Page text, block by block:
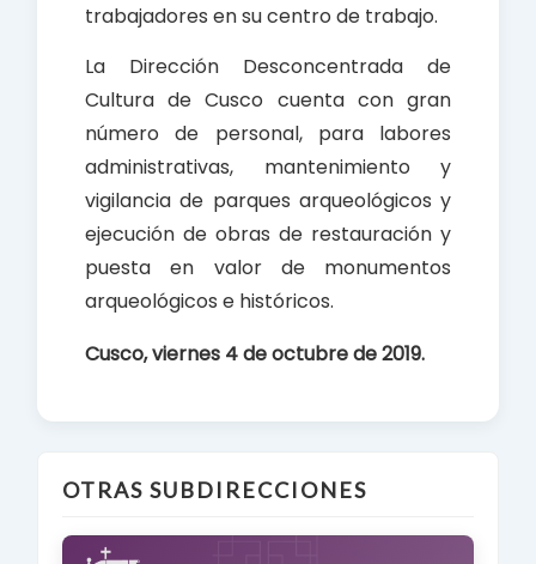
trabajadores en su centro de trabajo.
La Dirección Desconcentrada de
Cultura de Cusco cuenta con gran
número de personal, para labores
administrativas, mantenimiento y
vigilancia de parques arqueológicos y
ejecución de obras de restauración y
puesta en valor de monumentos
arqueológicos e históricos.
Cusco, viernes 4 de octubre de 2019.
OTRAS SUBDIRECCIONES